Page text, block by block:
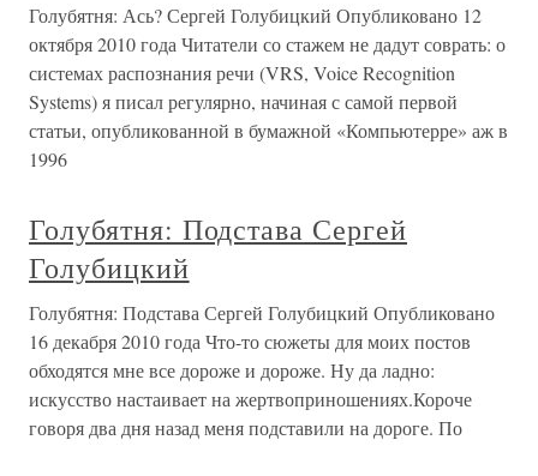
Голубятня: Ась? Сергей Голубицкий Опубликовано 12
октября 2010 года Читатели со стажем не дадут соврать: о
системах распознания речи (VRS, Voice Recognition
Systems) я писал регулярно, начиная с самой первой
статьи, опубликованной в бумажной «Компьютерре» аж в
1996
Голубятня: Подстава Сергей
Голубицкий
Голубятня: Подстава Сергей Голубицкий Опубликовано
16 декабря 2010 года Что-то сюжеты для моих постов
обходятся мне все дороже и дороже. Ну да ладно:
искусство настаивает на жертвоприношениях.Короче
говоря два дня назад меня подставили на дороге. По